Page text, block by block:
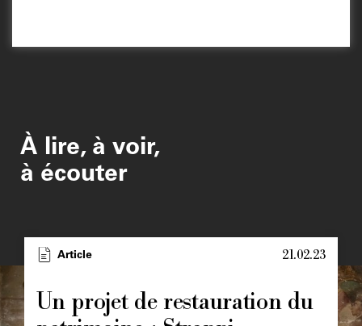
À lire, à voir,
à écouter
TypeArticle 21.02.23
Un projet de restauration du
principale